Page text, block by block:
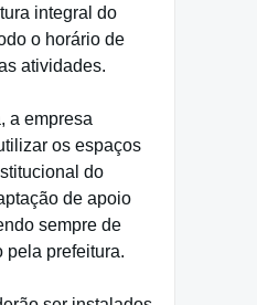
integral do
o horário de
atividades.
a empresa
os espaços
do
de apoio
sempre de
pela prefeitura.